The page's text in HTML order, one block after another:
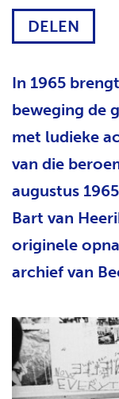
DELEN
In 1965
beweging de
met ludieke
van die
augustus
Bart van
originele
archief van